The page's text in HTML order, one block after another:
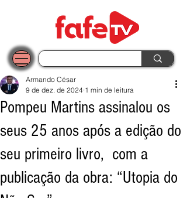
Pompeu Martins assinalou os
seus 25 anos após a edição do
seu primeiro livro, com a
publicação da obra: “Utopia do
Armando César
9 de dez. de 2024 1 min de leitura